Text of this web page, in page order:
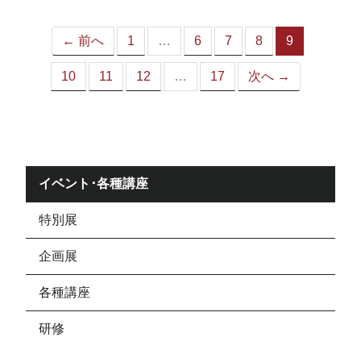
← 前へ 1 … 6 7 8 9
10 11 12 … 17 次へ →
イベント･各種講座
特別展
企画展
各種講座
研修